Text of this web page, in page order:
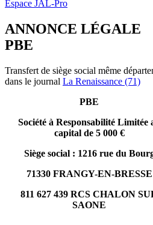
Espace JAL-Pro
ANNONCE LÉGALE
PBE
Transfert de siège social même
dans le journal La Renaissance (71)
PBE
Société à Responsabilité Limitée
capital de 5 000 €
Siège social : 1216 rue du
71330 FRANGY-EN-BRESSE
811 627 439 RCS CHALON
SAONE